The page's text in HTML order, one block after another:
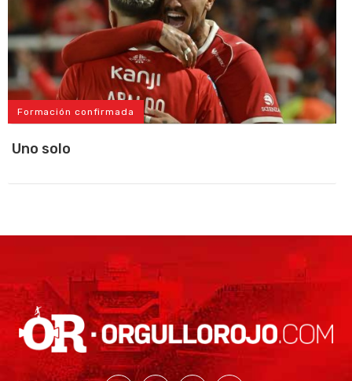
Formación confirmada
Uno solo